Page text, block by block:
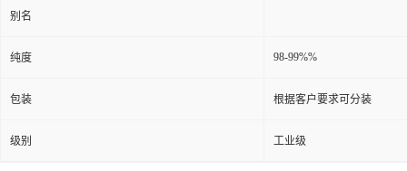
别名
纯度 98-99%%
包装 根据客户要求可分装
级别 工业级